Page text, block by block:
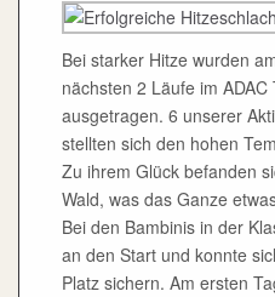
Bei starker Hitze wurden
nächsten 2 Läufe im ADAC
ausgetragen. 6 unserer
stellten sich den hohen
Zu ihrem Glück befanden
Wald, was das Ganze
Bei den Bambinis in der
an den Start und konnte
Platz sichern. Am ersten